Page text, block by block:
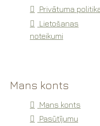
Privātuma
Lietošanas
noteikumi
Mans konts
Mans konts
Pasūtījumu